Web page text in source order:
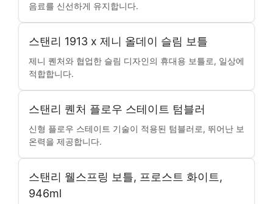
음료를 신선하게 유지합니다.
스탠리 1913 x 제니 올데이 슬림 보틀
제니 퀜처와 협업한 슬림 디자인의 휴대용 보틀로, 일상에
적합합니다.
스탠리 퀜처 플로우 스테이트 텀블러
신형 플로우 스테이트 기술이 적용된 텀블러로, 뛰어난 보
온력을 제공합니다.
스탠리 웰스프링 보틀, 프로스트 화이트,
946ml